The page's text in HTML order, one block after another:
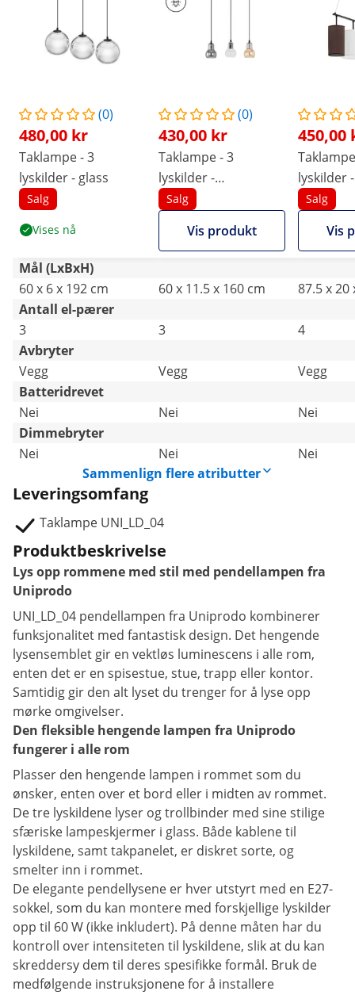
(0)
480,00 kr
Taklampe - 3
lyskilder - glass
Salg
Vises nå
(0)
430,00 kr
Taklampe - 3
lyskilder -
klokkeformet røkt
glass
Salg
Vis produkt
450,00
lyskilder
Salg
Vis
Mål (LxBxH)
60 x 6 x 192 cm
60 x 11.5 x 160 cm
87.5 x 20
Antall el-pærer
3
3
4
Avbryter
Vegg
Vegg
Vegg
Batteridrevet
Nei
Nei
Nei
Dimmebryter
Nei
Nei
Nei
Sammenlign flere atributter
Leveringsomfang
Taklampe UNI_LD_04
Produktbeskrivelse
Lys opp rommene med stil med pendellampen fra
Uniprodo
UNI_LD_04 pendellampen fra Uniprodo kombinerer
funksjonalitet med fantastisk design. Det hengende
lysensemblet gir en vektløs luminescens i alle rom,
enten det er en spisestue, stue, trapp eller kontor.
Samtidig gir den alt lyset du trenger for å lyse opp
mørke omgivelser.
Den fleksible hengende lampen fra Uniprodo
fungerer i alle rom
Plasser den hengende lampen i rommet som du
ønsker, enten over et bord eller i midten av rommet.
De tre lyskildene lyser og trollbinder med sine stilige
sfæriske lampeskjermer i glass. Både kablene til
lyskildene, samt takpanelet, er diskret sorte, og
smelter inn i rommet.
De elegante pendellysene er hver utstyrt med en E27-
sokkel, som du kan montere med forskjellige lyskilder
opp til 60 W (ikke inkludert). På denne måten har du
kontroll over intensiteten til lyskildene, slik at du kan
skreddersy dem til deres spesifikke formål. Bruk de
medfølgende instruksjonene for å installere